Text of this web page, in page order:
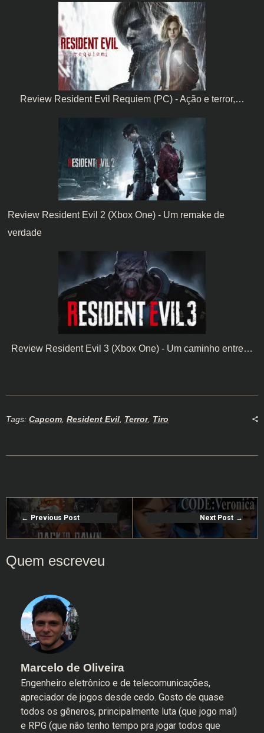
Review Resident Evil Requiem (PC) - Ação e terror,…
Review Resident Evil 2 (Xbox One) - Um remake de
verdade
Review Resident Evil 3 (Xbox One) - Um caminho entre…
Tags: Capcom Resident Evil Terror Tiro
Previous Post Next Post
Marcelo de Oliveira
Engenheiro eletrônico e de telecomunicações,
apreciador de jogos desde cedo. Gosto de quase
todos os gêneros, principalmente luta (que jogo mal)
e RPG (que não tenho tempo pra jogar todos que